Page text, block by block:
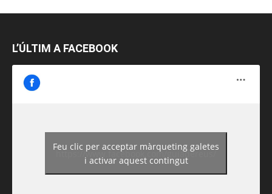
L’ÚLTIM A FACEBOOK
https://www.facebook.com/guiadereus/
Feu clic per acceptar màrqueting galetes
i activar aquest contingut